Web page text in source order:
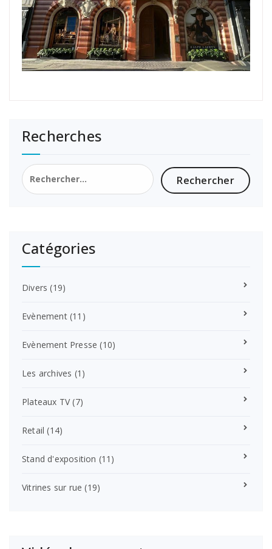
Recherches
Rechercher :
Catégories
Divers (19)
Evènement(11)
Evènement Presse (10)
Les archives (1)
Plateaux TV(7)
Retail (14)
Stand d'exposition (11)
Vitrines sur rue (19)